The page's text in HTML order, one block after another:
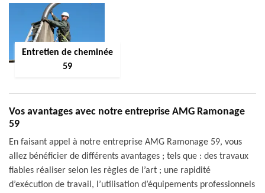
Entretien de cheminée
59
Vos avantages avec notre entreprise AMG Ramonage
59
En faisant appel à notre entreprise AMG Ramonage 59, vous
allez bénéficier de différents avantages ; tels que : des travaux
fiables réaliser selon les règles de l’art ; une rapidité
d’exécution de travail, l’utilisation d’équipements professionnels